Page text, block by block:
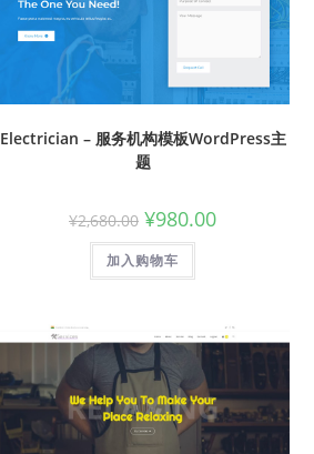
Electrician – 服务机构模板WordPress主
题
¥2,680.00 ¥980.00
加入购物车